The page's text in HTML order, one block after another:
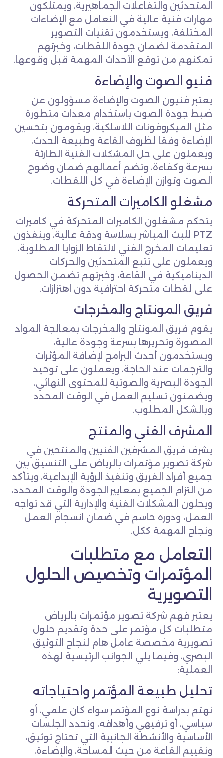
المتحدثين والتفاعلات الجماهيرية، ويمتلكون
مهارات فنية عالية في التعامل مع الإضاءات
المختلفة، ويستخدمون تقنيات التصوير
المتقدمة لضمان جودة اللقطات، وخبرتهم
تمكنهم من توقع الأحداث المهمة قبل وقوعها.
فنيو الصوت والإضاءة
يعتبر فنيون الصوت والإضاءة مسؤولون عن
ضبط جودة الصوت باستخدام معدات متطورة
مثل الميكروفونات اللاسلكية، ويقومون بتحسين
الإضاءة وفقاً لظروف القاعة وطبيعة الحدث،
ويعملون على حل المشكلات الفنية الطارئة
بسرعة وكفاءة، وتضم أعمالهم ضمان وضوح
الصوت وتوازن الإضاءة في كل اللقطات.
مشغلو الكاميرات المتحركة
يتحكم مشغلون الكاميرات المتحركة في كاميرات
PTZ للبث المباشر بسلاسة ودقة عالية، وينفذون
تعليمات المخرج الفني لالتقاط الزوايا المطلوبة،
ويعملون على تتبع المتحدثين والحركات
الديناميكية في القاعة، وخبرتهم تضمن الحصول
على لقطات متحركة احترافية دون اهتزازات.
فريق المونتاج والمخرجات
يقوم فريق المونتاج والمخرجات بمعالجة المواد
المصورة وتحريرها بسرعة وجودة عالية،
ويستخدمون أحدث البرامج لإضافة المؤثرات
والترجمات عند الحاجة، ويعملون على توحيد
الجودة البصرية والصوتية للمحتوى النهائي،
ويضمنون تسليم العمل في الوقت المحدد
وبالشكل المطلوب.
المشرف الفني والمنتج
يشرف فريق المشرفين الفنيين والمنتجين في
شركة تصوير مؤتمرات بالرياض على التنسيق بين
جميع أفراد الفريق وتنفيذ الرؤية الإبداعية، ويتأكد
من التزام الجميع بمعايير الجودة والوقت المحدد،
ويحلون المشكلات الفنية والإدارية التي قد تواجه
العمل، ودوره حاسم في ضمان انسجام العمل
ونجاح المهمة ككل.
التعامل مع متطلبات
المؤتمرات وتخصيص الحلول
التصويرية
يعتبر فهم شركة تصوير مؤتمرات بالرياض
متطلبات كل مؤتمر على حدة وتقديم حلول
تصويرية مخصصة عامل هام لنجاح التوثيق
البصري، وفيما يلي الجوانب الرئيسية لهذه
العملية:
تحليل طبيعة المؤتمر واحتياجاته
نهتم بدراسة نوع المؤتمر سواء كان علمي، أو
سياسي، أو ترفيهي وأهدافه، ونحدد الجلسات
الأساسية والأنشطة الجانبية التي تحتاج توثيق،
ونقييم القاعة من حيث المساحة، والإضاءة،